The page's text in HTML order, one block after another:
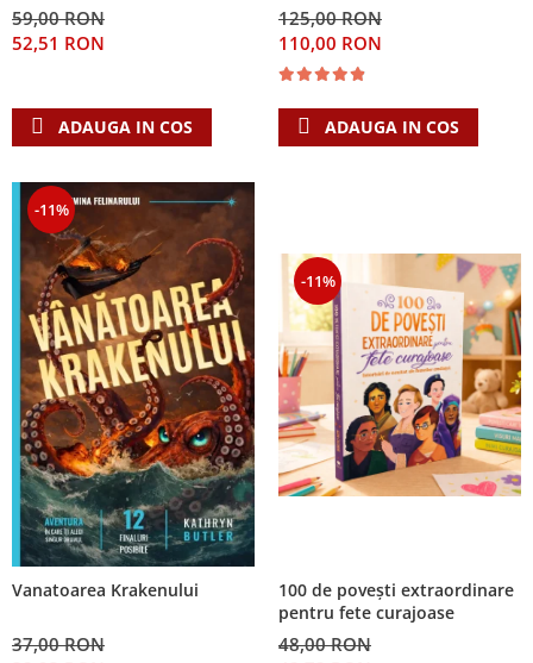
59,00 RON
52,51 RON
ADAUGA IN COS
125,00 RON
110,00 RON
ADAUGA IN COS
-11%
Vanatoarea Krakenului
37,00 RON
-11%
100 de povești extraordinare
pentru fete curajoase
48,00 RON